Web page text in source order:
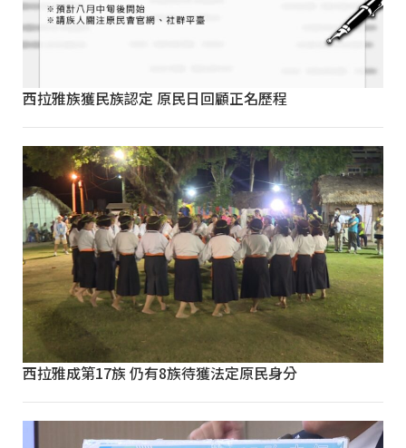
西拉雅族獲民族認定 原民日回顧正名歷程
西拉雅成第17族 仍有8族待獲法定原民身分